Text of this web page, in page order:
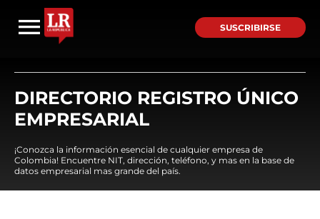
SUSCRIBIRSE
DIRECTORIO REGISTRO ÚNICO
EMPRESARIAL
¡Conozca la información esencial de cualquier empresa de
Colombia! Encuentre NIT, dirección, teléfono, y mas en la base de
datos empresarial mas grande del país.